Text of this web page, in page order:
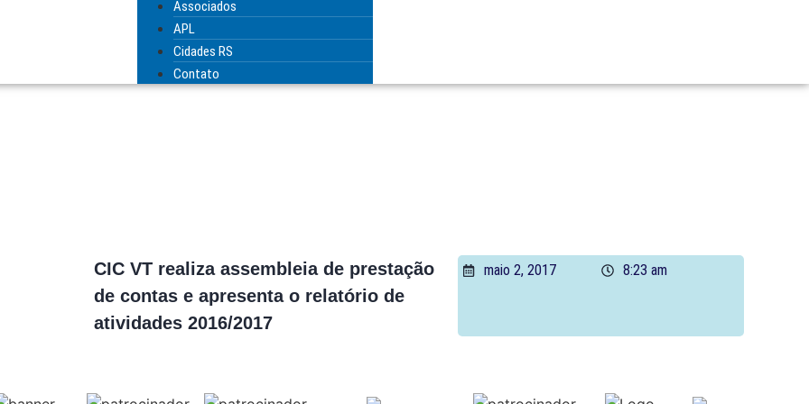
Associados
APL
Cidades RS
Contato
CIC VT realiza assembleia de prestação
de contas e apresenta o relatório de
atividades 2016/2017
maio 2, 2017 8:23 am